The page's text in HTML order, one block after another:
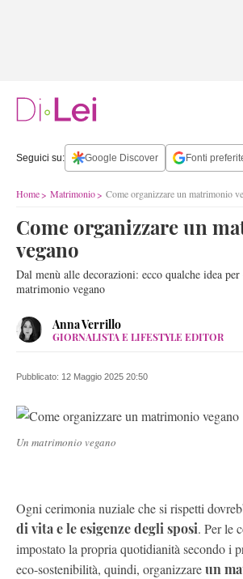
Seguici su: Google Discover Fonti
Home Matrimonio Come organizzare un matrimonio
Come organizzare un
vegano
Dal menù alle decorazioni: ecco qualche idea
matrimonio vegano
Anna Verrillo
GIORNALISTA E LIFESTYLE EDITOR
spettacolo con frequenti incursioni nella
brava gemelli non ama prendersi troppo
Pubblicato: 12 Maggio 2025 20:50
Un matrimonio vegano
Ogni cerimonia nuziale che si rispetti
di vita e le esigenze degli sposi. Per le
impostato la propria quotidianità secondo i
eco-sostenibilità, quindi, organizzareun